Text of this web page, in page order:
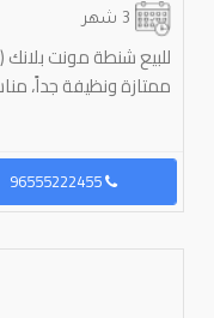
ممتازة ونظيفة جداً،
96555222455